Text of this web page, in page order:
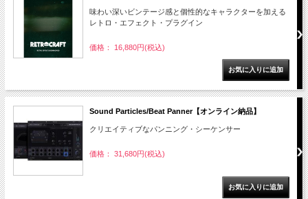
味わい深いビンテージ感と個性的なキャラクターを加える
レトロ・エフェクト・プラグイン
価格： 16,880円(税込)
Sound Particles/Beat Panner【オンライン納品】
クリエイティブなパンニング・シーケンサー
価格： 31,680円(税込)